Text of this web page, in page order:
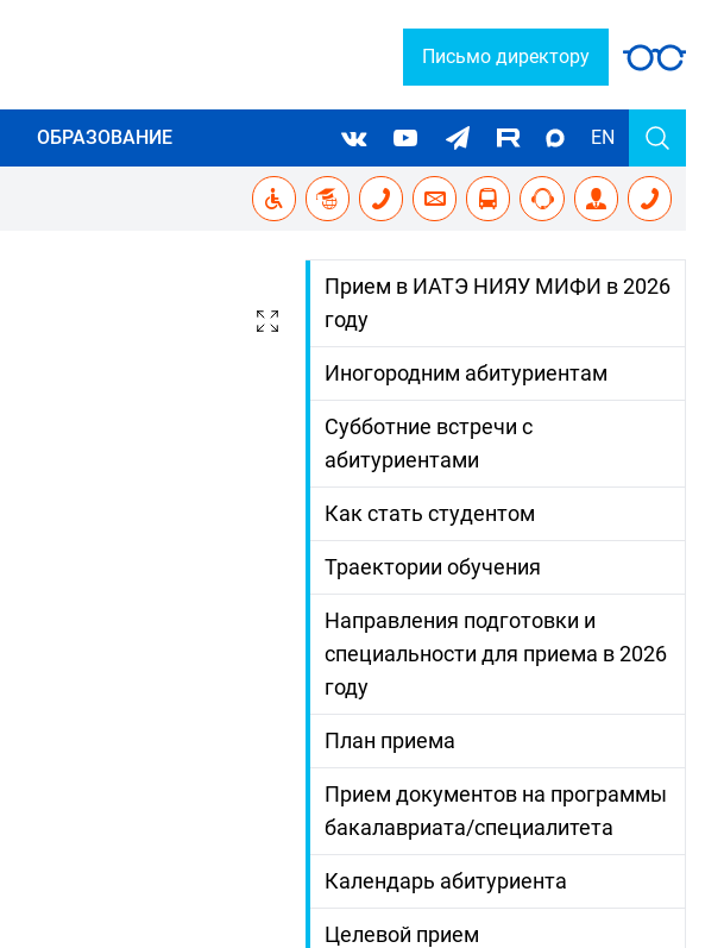
Письмо директору
ОБРАЗОВАНИЕ EN
Прием в ИАТЭ НИЯУ МИФИ в 2026
году
Иногородним абитуриентам
Субботние встречи с
абитуриентами
Как стать студентом
Траектории обучения
Направления подготовки и
специальности для приема в 2026
году
План приема
Прием документов на программы
бакалавриата/специалитета
Календарь абитуриента
Целевой прием